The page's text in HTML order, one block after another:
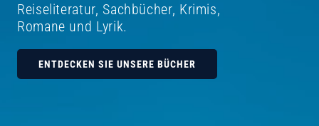
Reiseliteratur, Sachbücher, Krimis,
Romane und Lyrik.
ENTDECKEN SIE UNSERE BÜCHER